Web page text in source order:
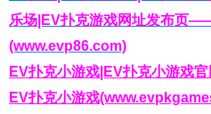
乐场|EV扑克游戏网址发布页
(www.evp86.com)
EV扑克小游戏|EV扑克小游戏
EV扑克小游戏